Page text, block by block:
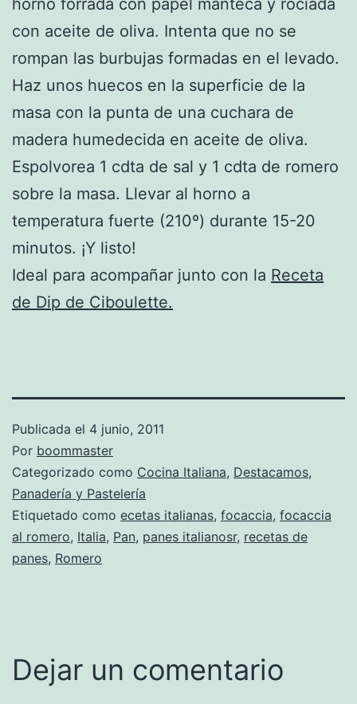
con aceite de oliva. Intenta que no se
rompan las burbujas formadas en el levado.
Haz unos huecos en la superficie de la
masa con la punta de una cuchara de
madera humedecida en aceite de oliva.
Espolvorea 1 cdta de sal y 1 cdta de romero
sobre la masa. Llevar al horno a
temperatura fuerte (210º) durante 15-20
minutos. ¡Y listo!
Ideal para acompañar junto con la Receta
de Dip de Ciboulette.
Publicada el 4 junio, 2011
Por boommaster
Categorizado como Cocina Italiana, Destacamos,
Panadería y Pastelería
Etiquetado como ecetas italianas, focaccia, focaccia
al romero, Italia, Pan, panes italianosr, recetas de
panes, Romero
Dejar un comentario